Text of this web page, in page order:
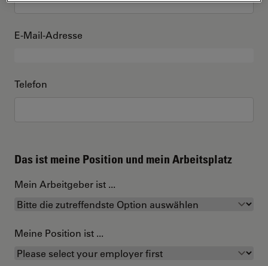
E-Mail-Adresse
Telefon
Das ist meine Position und mein Arbeitsplatz
Mein Arbeitgeber ist ...
Meine Position ist ...